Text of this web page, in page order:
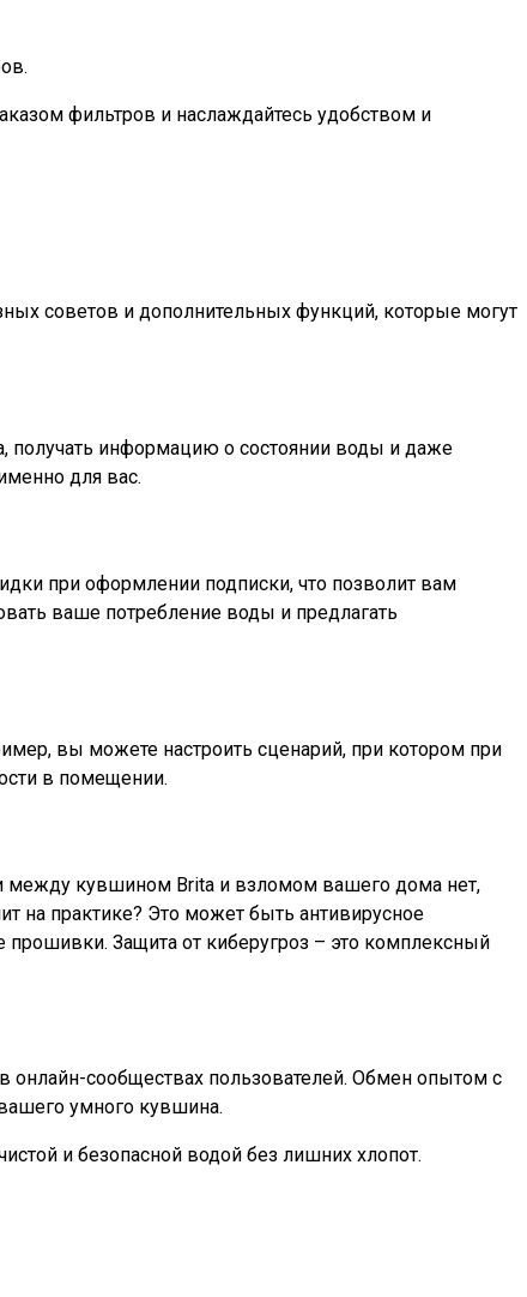
фильтров и наслаждайтесь удобством и
советов и дополнительных функций, которые могут
получать информацию о состоянии воды и даже
для вас.
при оформлении подписки, что позволит вам
ваше потребление воды и предлагать
вы можете настроить сценарий, при котором при
в помещении.
между кувшином Brita и взломом вашего дома нет,
на практике? Это может быть антивирусное
Защита от киберугроз – это комплексный
онлайн-сообществах пользователей. Обмен опытом с
умного кувшина.
и безопасной водой без лишних хлопот.